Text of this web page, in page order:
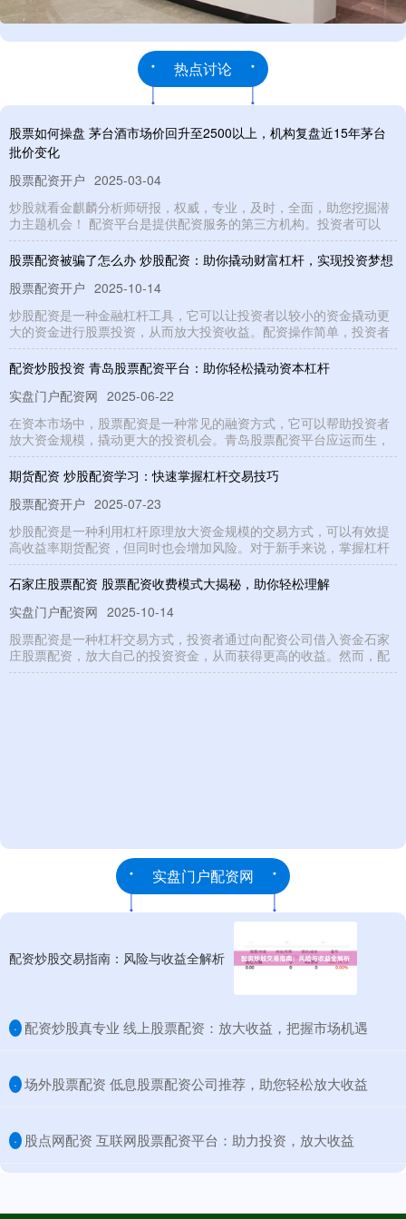
热点讨论
股票如何操盘 茅台酒市场价回升至2500以上，机构复盘近15年茅台
批价变化
股票配资开户 2025-03-04
炒股就看金麒麟分析师研报，权威，专业，及时，全面，助您挖掘潜
力主题机会！ 配资平台是提供配资服务的第三方机构。投资者可以
股票配资被骗了怎么办 炒股配资：助你撬动财富杠杆，实现投资梦想
股票配资开户 2025-10-14
炒股配资是一种金融杠杆工具，它可以让投资者以较小的资金撬动更
大的资金进行股票投资，从而放大投资收益。配资操作简单，投资者
配资炒股投资 青岛股票配资平台：助你轻松撬动资本杠杆
实盘门户配资网 2025-06-22
在资本市场中，股票配资是一种常见的融资方式，它可以帮助投资者
放大资金规模，撬动更大的投资机会。青岛股票配资平台应运而生，
期货配资 炒股配资学习：快速掌握杠杆交易技巧
股票配资开户 2025-07-23
炒股配资是一种利用杠杆原理放大资金规模的交易方式，可以有效提
高收益率期货配资，但同时也会增加风险。对于新手来说，掌握杠杆
石家庄股票配资 股票配资收费模式大揭秘，助你轻松理解
实盘门户配资网 2025-10-14
股票配资是一种杠杆交易方式，投资者通过向配资公司借入资金石家
庄股票配资，放大自己的投资资金，从而获得更高的收益。然而，配
实盘门户配资网
配资炒股交易指南：风险与收益全解析
· ​配资炒股真专业 线上股票配资：放大收益，把握市场机遇
· ​场外股票配资 低息股票配资公司推荐，助您轻松放大收益
· ​股点网配资 互联网股票配资平台：助力投资，放大收益